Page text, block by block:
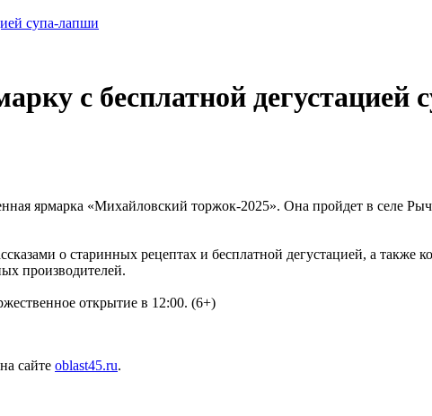
супа-лапши
с бесплатной дегустацией
ярмарка «Михайловский торжок-2025». Она пройдет в селе
о старинных рецептах и бесплатной дегустацией, а также
производителей.
открытие в 12:00. (6+)
сайте oblast45.ru.